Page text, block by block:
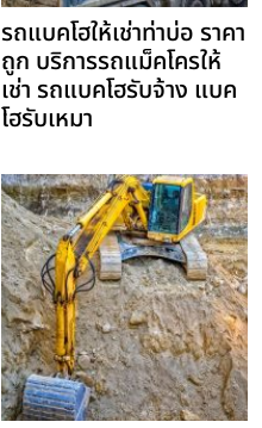
รถแบคโฮให้เช่าท่าบ่อ ราคา
ถูก บริการรถแม็คโครให้
เช่า รถแบคโฮรับจ้าง แบค
โฮรับเหมา